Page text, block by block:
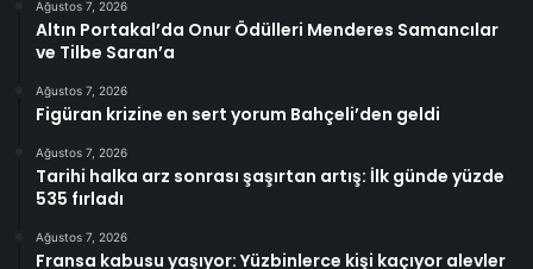
Ağustos 7, 2026
Altın Portakal’da Onur Ödülleri Menderes Samancılar
ve Tilbe Saran’a
Ağustos 7, 2026
Figüran krizine en sert yorum Bahçeli’den geldi
Ağustos 7, 2026
Tarihi halka arz sonrası şaşırtan artış: İlk günde yüzde
535 fırladı
Ağustos 7, 2026
Fransa kabusu yaşıyor: Yüzbinlerce kişi kaçıyor alevler